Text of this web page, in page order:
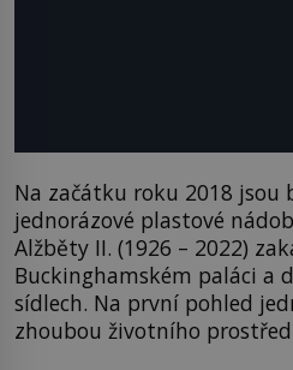
Na začátku roku 2018 jsou
jednorázové plastové
Alžběty II. (1926 – 2022)
Buckinghamském paláci a
sídlech. Na první pohled
zhoubou životního